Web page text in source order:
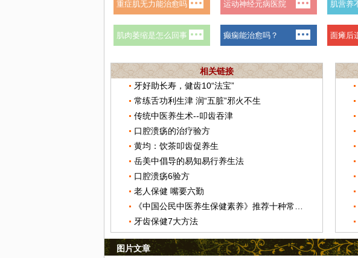
相关链接
牙好助长寿，健齿10“法宝”
常练舌功利生津 润“五脏”邪火不生
传统中医养生术--叩齿吞津
口腔溃疡的治疗验方
黄均：饮茶叩齿促养生
岳美中倡导的易知易行养生法
口腔溃疡6验方
老人保健 嘴要六勤
牙齿保健7大方法
图片文章